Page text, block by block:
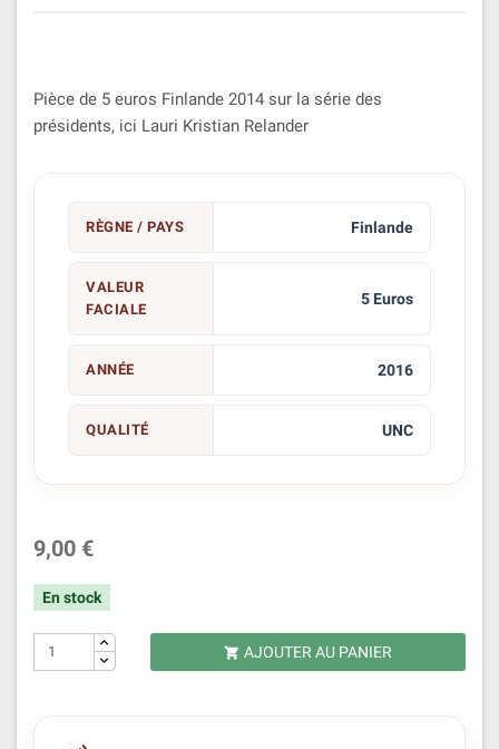
Pièce de 5 euros Finlande 2014 sur la série des
présidents, ici Lauri Kristian Relander
RÈGNE / PAYS Finlande
VALEUR
FACIALE
5 Euros
ANNÉE 2016
QUALITÉ UNC
9,00 €
En stock
 AJOUTER AU PANIER